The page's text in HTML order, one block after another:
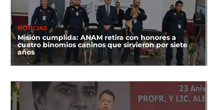
NOTICIAS
Misión cumplida: ANAM retira con honores a
cuatro binomios caninos que sirvieron por siete
años